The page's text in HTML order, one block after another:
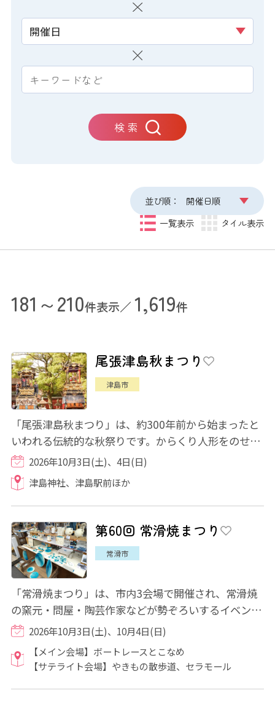
開催日
検 索
並び順：
開催日順
一覧表示
タイル表示
181～210件表示／ 1,619件
尾張津島秋まつり
津島市
「尾張津島秋まつり」は、約300年前から始まったと
いわれる伝統的な秋祭りです。からくり人形をのせた
豪華絢爛な山車が津島のまちを華やかに彩りま...
2026年10月3日(土)、4日(日)
津島神社、津島駅前ほか
第60回 常滑焼まつり
常滑市
「常滑焼まつり」は、市内3会場で開催され、常滑焼
の窯元・問屋・陶芸作家などが勢ぞろいするイベント
です。逸品・限定品・お値打ち品の販売が予定...
2026年10月3日(土)、10月4日(日)
【メイン会場】ボートレースとこなめ
【サテライト会場】やきもの散歩道、セラモール